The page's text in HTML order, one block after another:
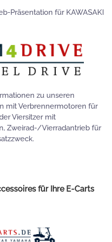
Präsentation für KAWASAKI
zu unseren
mit Verbrennermotoren für
Viersitzer mit
Zweirad-/Vierradantrieb für
für Ihre E-Carts